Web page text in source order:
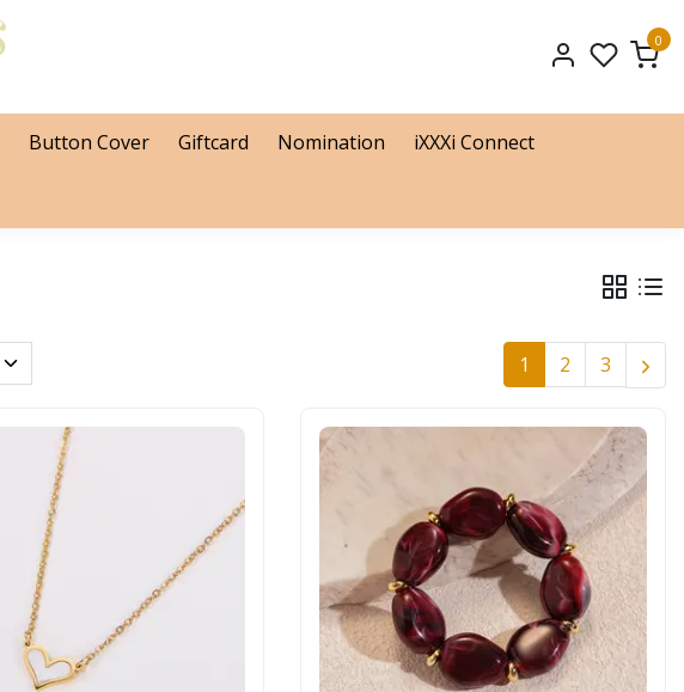
0
Button Cover Giftcard Nomination iXXXi Connect
1 2 3